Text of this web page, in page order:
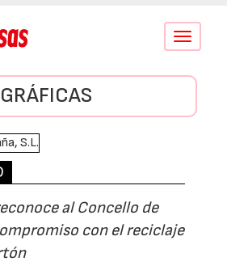
Conmutar
GRÁFICAS
al Concello de
con el reciclaje